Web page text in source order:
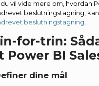
du vil vide mere om, hvordan
beslutningstagning,
beslutningstagning
for-trin:
Power BI
dine mål